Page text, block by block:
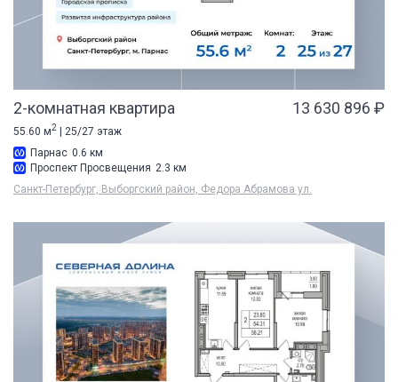
2-комнатная квартира 13 630 896 ₽
55.60 м2
| 25/27 этаж
Парнас 0.6 км
Проспект Просвещения 2.3 км
Санкт-Петербург, Выборгский район, Федора Абрамова ул.